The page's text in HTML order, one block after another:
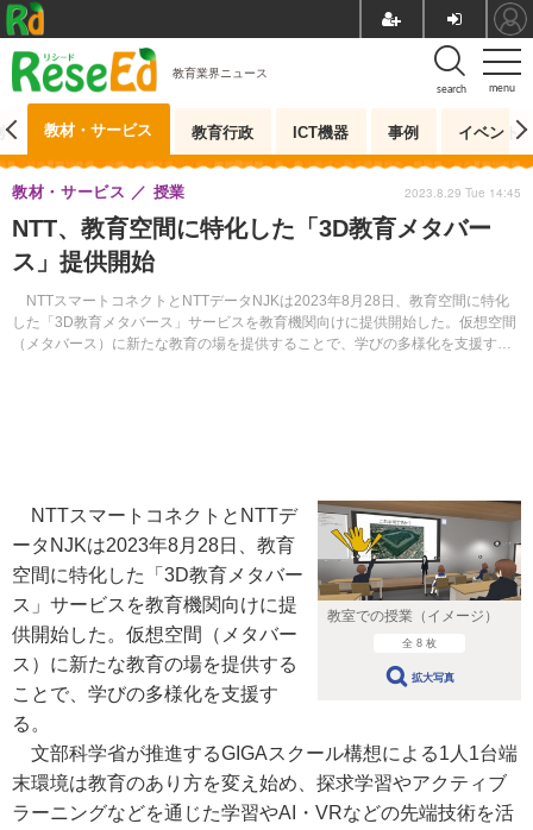
menu
search
教育業界ニュース
教材・サービス 教育行政 ICT機器 事例 イベント
NTT、教育空間に特化した「3D教育メタバー
ス」提供開始
NTTスマートコネクトとNTTデータNJKは2023年8月28日、教育空間に特化
した「3D教育メタバース」サービスを教育機関向けに提供開始した。仮想空間
（メタバース）に新たな教育の場を提供することで、学びの多様化を支援す
教材・サービス 授業 2023.8.29 Tue 14:45
教室での授業（イメージ）
全 8 枚
拡大写真
NTTスマートコネクトとNTTデ
ータNJKは2023年8月28日、教育
空間に特化した「3D教育メタバー
ス」サービスを教育機関向けに提
供開始した。仮想空間（メタバー
ス）に新たな教育の場を提供する
ことで、学びの多様化を支援す
る。
文部科学省が推進するGIGAスクール構想による1人1台端
末環境は教育のあり方を変え始め、探求学習やアクティブ
ラーニングなどを通じた学習やAI・VRなどの先端技術を活